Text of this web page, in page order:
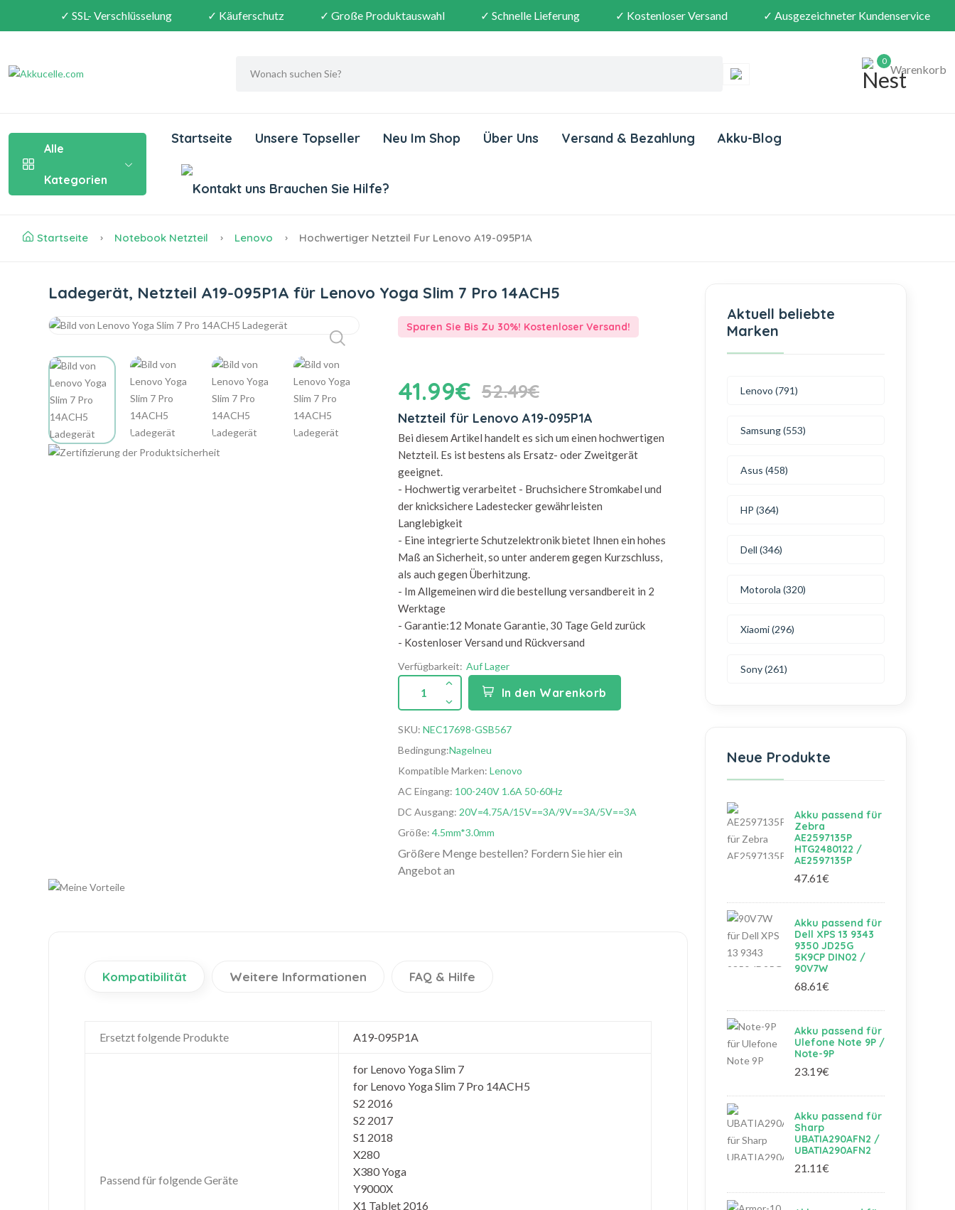
✓ SSL- Verschlüsselung ✓ Käuferschutz ✓ Große Produktauswahl ✓ Schnelle Lieferung ✓ Kostenloser Versand ✓ Ausgezeichneter Kundenservice
0
Warenkorb
Alle
Kategorien
Startseite Unsere Topseller Neu Im Shop Über Uns Versand & Bezahlung Akku-Blog
Brauchen Sie Hilfe?
Startseite Notebook Netzteil Lenovo Hochwertiger Netzteil Fur Lenovo A19-095P1A
Ladegerät, Netzteil A19-095P1A für Lenovo Yoga Slim 7 Pro 14ACH5
Sparen Sie Bis Zu 30%! Kostenloser Versand!
41.99€ 52.49€
Netzteil für Lenovo A19-095P1A
Bei diesem Artikel handelt es sich um einen hochwertigen
Netzteil. Es ist bestens als Ersatz- oder Zweitgerät
geeignet.
- Hochwertig verarbeitet - Bruchsichere Stromkabel und
der knicksichere Ladestecker gewährleisten
Langlebigkeit
- Eine integrierte Schutzelektronik bietet Ihnen ein hohes
Maß an Sicherheit, so unter anderem gegen Kurzschluss,
als auch gegen Überhitzung.
- Im Allgemeinen wird die bestellung versandbereit in 2
Werktage
- Garantie:12 Monate Garantie, 30 Tage Geld zurück
- Kostenloser Versand und Rückversand
Verfügbarkeit: Auf Lager
1 In den Warenkorb
SKU: NEC17698-GSB567
Bedingung:Nagelneu
Kompatible Marken: Lenovo
AC Eingang: 100-240V 1.6A 50-60Hz
DC Ausgang: 20V=4.75A/15V==3A/9V==3A/5V==3A
Größe: 4.5mm*3.0mm
Größere Menge bestellen? Fordern Sie hier ein
Angebot an
Kompatibilität Weitere Informationen FAQ & Hilfe
Ersetzt folgende Produkte A19-095P1A
Passend für folgende Geräte
for Lenovo Yoga Slim 7
for Lenovo Yoga Slim 7 Pro 14ACH5
S2 2016
S2 2017
S1 2018
X280
X380 Yoga
Y9000X
X1 Tablet 2016
Aktuell beliebte
Marken
Lenovo (791)
Samsung (553)
Asus (458)
HP (364)
Dell (346)
Motorola (320)
Xiaomi (296)
Sony (261)
Neue Produkte
Akku passend für
Zebra
AE2597135P
HTG2480122 /
AE2597135P
47.61€
Akku passend für
Dell XPS 13 9343
9350 JD25G
5K9CP DIN02 /
90V7W
68.61€
Akku passend für
Ulefone Note 9P /
Note-9P
23.19€
Akku passend für
Sharp
UBATIA290AFN2 /
UBATIA290AFN2
21.11€